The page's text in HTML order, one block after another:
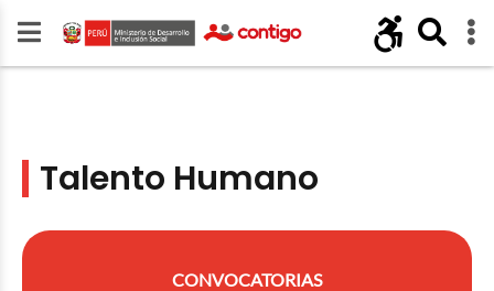
Talento Humano
CONVOCATORIAS